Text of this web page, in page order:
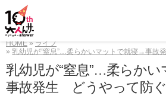
HOME
ライフ
乳幼児が“窒息”…柔らかいマットで就寝→事故
乳幼児が“窒息”…柔らか
事故発生 どうやって防ぐ